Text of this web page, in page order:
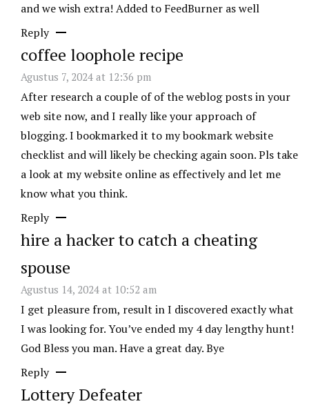
and we wish extra! Added to FeedBurner as well
Reply
coffee loophole recipe
Agustus 7, 2024 at 12:36 pm
After research a couple of of the weblog posts in your
web site now, and I really like your approach of
blogging. I bookmarked it to my bookmark website
checklist and will likely be checking again soon. Pls take
a look at my website online as effectively and let me
know what you think.
Reply
hire a hacker to catch a cheating
spouse
Agustus 14, 2024 at 10:52 am
I get pleasure from, result in I discovered exactly what
I was looking for. You’ve ended my 4 day lengthy hunt!
God Bless you man. Have a great day. Bye
Reply
Lottery Defeater